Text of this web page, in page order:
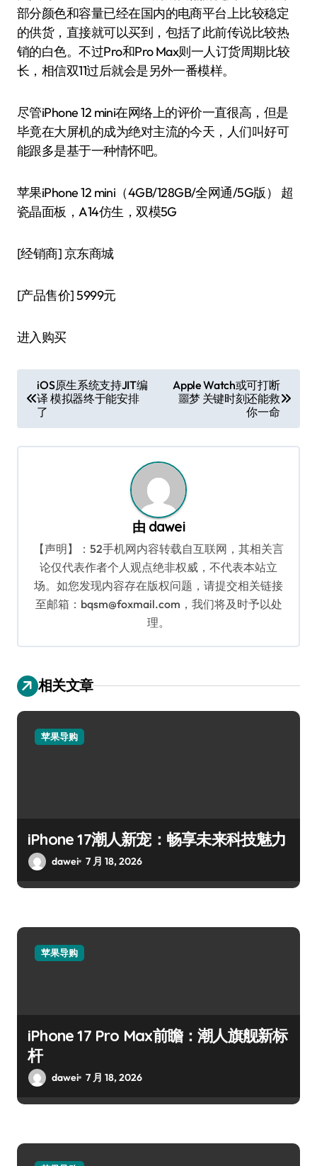
部分颜色和容量已经在国内的电商平台上比较稳定
的供货，直接就可以买到，包括了此前传说比较热
销的白色。不过Pro和Pro Max则一人订货周期比较
长，相信双11过后就会是另外一番模样。
尽管iPhone 12 mini在网络上的评价一直很高，但是
毕竟在大屏机的成为绝对主流的今天，人们叫好可
能跟多是基于一种情怀吧。
苹果iPhone 12 mini（4GB/128GB/全网通/5G版） 超
瓷晶面板，A14仿生，双模5G
[经销商]京东商城
[产品售价]5999元
进入购买
章
导
航
iOS原生系统支持JIT编
译 模拟器终于能安排
了
Apple Watch或可打断
噩梦 关键时刻还能救
你一命
由 dawei
【声明】：52手机网内容转载自互联网，其相关言
论仅代表作者个人观点绝非权威，不代表本站立
场。如您发现内容存在版权问题，请提交相关链接
至邮箱：bqsm@foxmail.com，我们将及时予以处
理。
相关文章
苹果导购
iPhone 17潮人新宠：畅享未来科技魅力
dawei 7 月 18, 2026
苹果导购
iPhone 17 Pro Max前瞻：潮人旗舰新标
杆
dawei 7 月 18, 2026